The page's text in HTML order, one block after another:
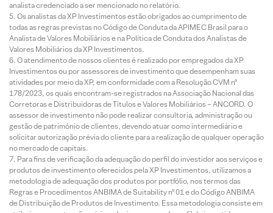
analista credenciado a ser mencionado no relatório.
Os analistas da XP Investimentos estão obrigados ao cumprimento de
todas as regras previstas no Código de Conduta da APIMEC Brasil para o
Analista de Valores Mobiliários e na Política de Conduta dos Analistas de
Valores Mobiliários da XP Investimentos.
O atendimento de nossos clientes é realizado por empregados da XP
Investimentos ou por assessores de investimento que desempenham suas
atividades por meio da XP, em conformidade com a Resolução CVM nº
178/2023, os quais encontram-se registrados na Associação Nacional das
Corretoras e Distribuidoras de Títulos e Valores Mobiliários – ANCORD. O
assessor de investimento não pode realizar consultoria, administração ou
gestão de patrimônio de clientes, devendo atuar como intermediário e
solicitar autorização prévia do cliente para a realização de qualquer operação
no mercado de capitais.
Para fins de verificação da adequação do perfil do investidor aos serviços e
produtos de investimento oferecidos pela XP Investimentos, utilizamos a
metodologia de adequação dos produtos por portfólio, nos termos das
Regras e Procedimentos ANBIMA de Suitability nº 01 e do Código ANBIMA
de Distribuição de Produtos de Investimento. Essa metodologia consiste em